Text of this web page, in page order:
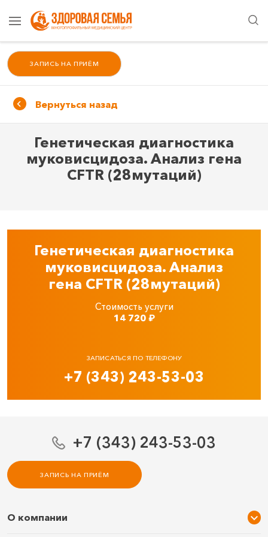
ЗАПИСЬ НА ПРИЁМ
Вернуться назад
Генетическая диагностика
муковисцидоза. Анализ гена
CFTR (28мутаций)
Генетическая диагностика
муковисцидоза. Анализ
гена CFTR (28мутаций)
Стоимость услуги
14 720₽
ЗАПИСАТЬСЯ ПО ТЕЛЕФОНУ
+7 (343) 243-53-03
+7 (343) 243-53-03
ЗАПИСЬ НА ПРИЁМ
О компании